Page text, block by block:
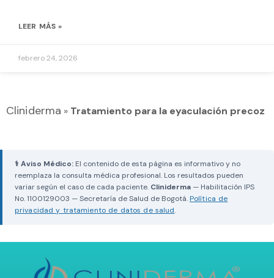
LEER MÁS »
febrero 24, 2026
Cliniderma » Tratamiento para la eyaculación precoz
⚕ Aviso Médico: El contenido de esta página es informativo y no
reemplaza la consulta médica profesional. Los resultados pueden
variar según el caso de cada paciente. Cliniderma — Habilitación IPS
No. 1100129003 — Secretaría de Salud de Bogotá.Política de
privacidad y tratamiento de datos de salud.